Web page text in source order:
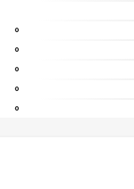
0
0
0
0
0